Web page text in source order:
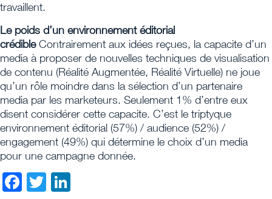
travaillent.
Le poids d’un environnement éditorial
crédibleContrairement aux idées reçues, la capacite d’un
media à proposer de nouvelles techniques de visualisation
de contenu (Réalité Augmentée, Réalité Virtuelle) ne joue
qu’un rôle moindre dans la sélection d’un partenaire
media par les marketeurs. Seulement 1% d’entre eux
disent considérer cette capacite. C’est le triptyque
environnement éditorial (57%) / audience (52%) /
engagement (49%) qui détermine le choix d’un media
pour une campagne donnée.
Facebook
Twitter